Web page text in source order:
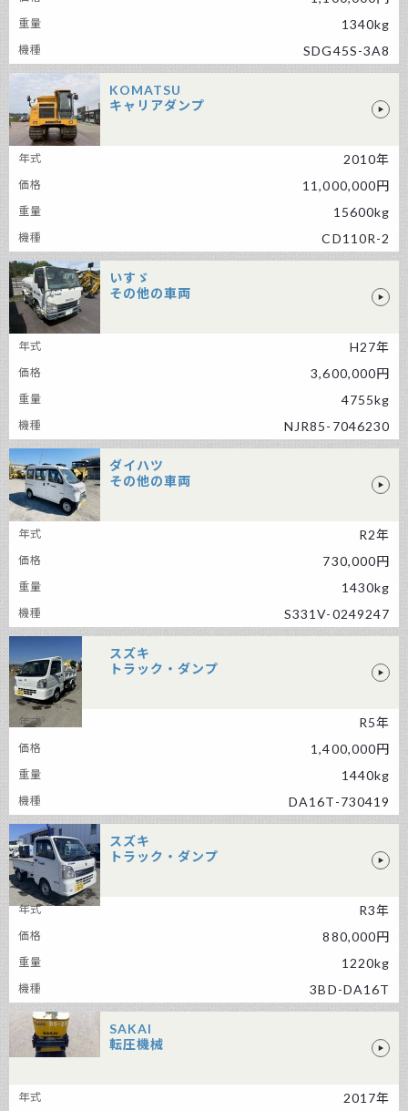
1340kg
SDG45S-3A8
KOMATSU
キャリアダンプ
2010年
11,000,000円
15600kg
CD110R-2
いすゞ
その他の車両
H27年
3,600,000円
4755kg
NJR85-7046230
ダイハツ
その他の車両
R2年
730,000円
1430kg
S331V-0249247
スズキ
トラック・ダンプ
R5年
1,400,000円
1440kg
DA16T-730419
スズキ
トラック・ダンプ
R3年
880,000円
1220kg
3BD-DA16T
SAKAI
転圧機械
2017年